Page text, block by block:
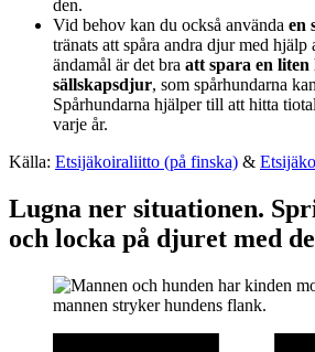
den.
Vid behov kan du också använda en
tränats att spåra andra djur med hjälp
ändamål är det bra att spara en
sällskapsdjur, som spårhundarna
Spårhundarna hjälper till att hitta
varje år.
Källa: Etsijäkoiraliitto (på finska) &
Lugna ner situationen.
och locka på djuret med